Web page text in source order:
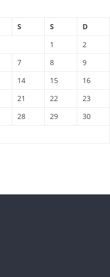
S S
D
1
2
7 8
9
14 15
16
21 22
23
28 29
30